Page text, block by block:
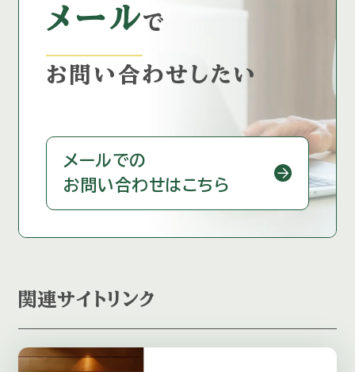
メールで
お問い合わせしたい
メールでの
お問い合わせはこちら
関連サイトリンク